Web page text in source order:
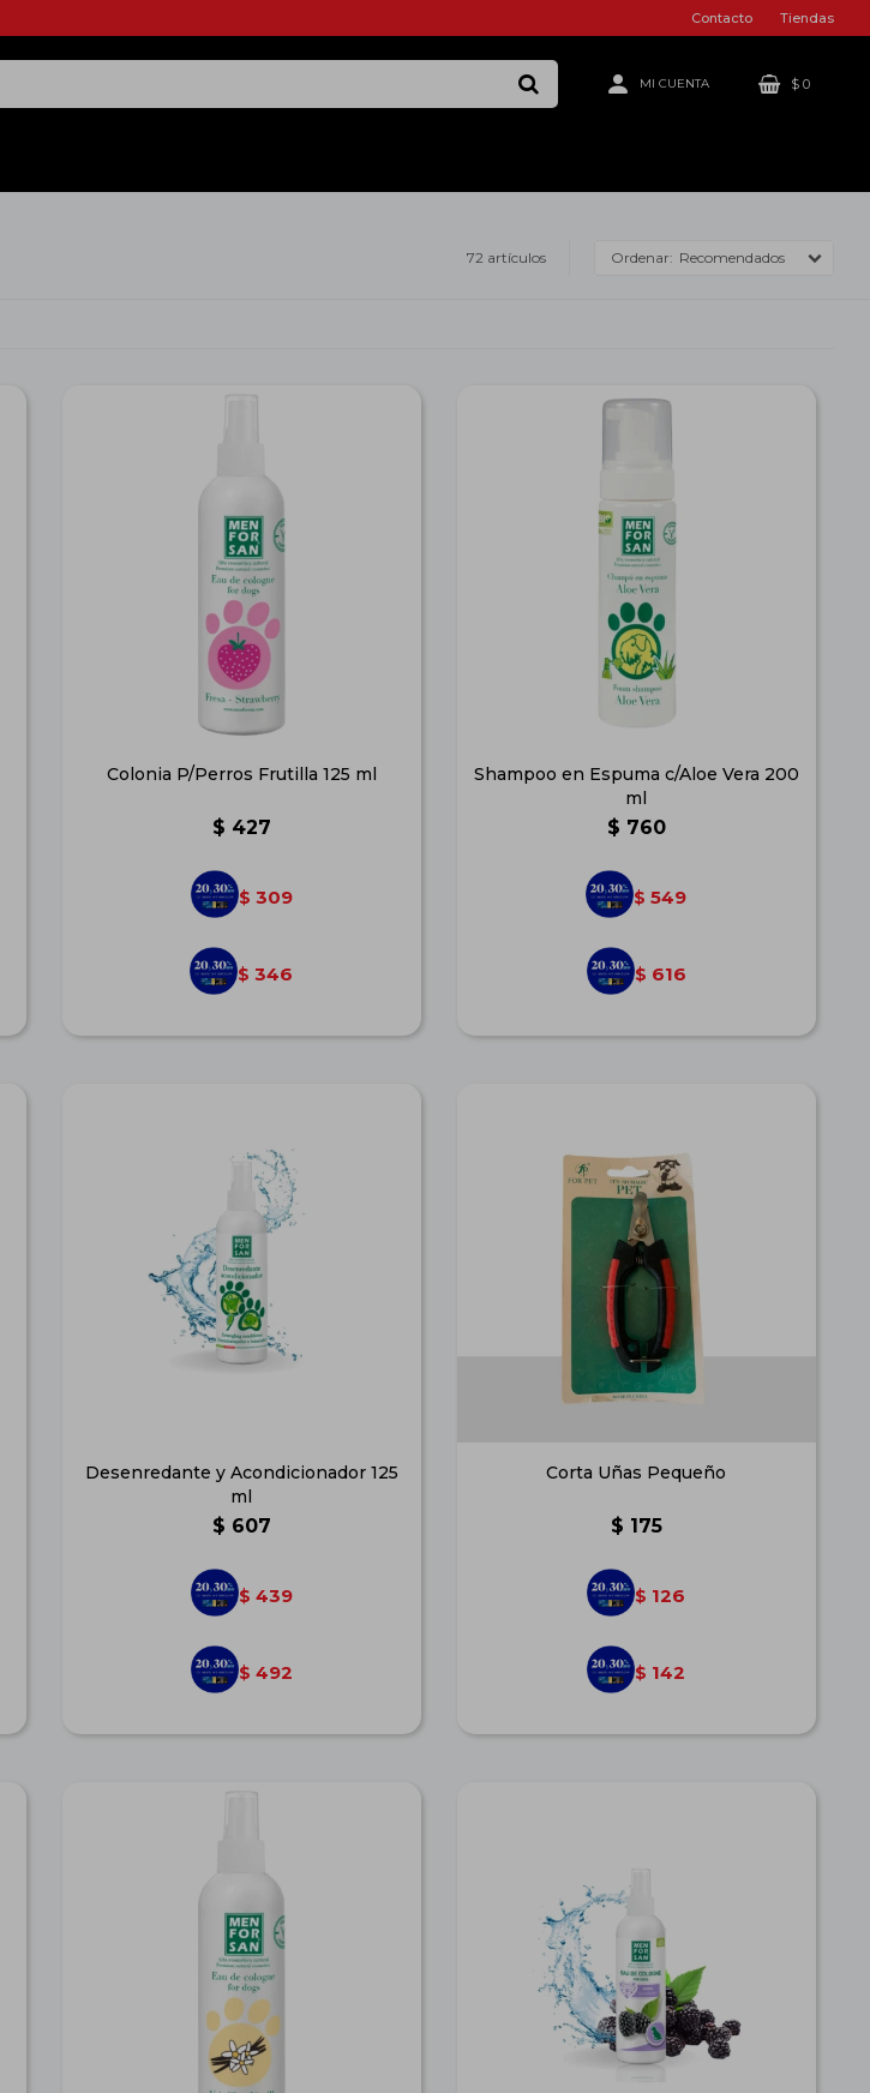
$ 0
Contacto Tiendas
72 artículos Recomendados
Colonia P/Perros Frutilla 125 ml
$ 427
$ 309
$ 346
Shampoo en Espuma c/Aloe Vera 200
ml
$ 760
$ 549
$ 616
Desenredante y Acondicionador 125
ml
$ 607
$ 439
$ 492
Corta Uñas Pequeño
$ 175
$ 126
$ 142